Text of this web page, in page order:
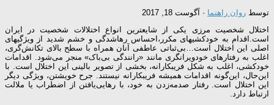
توسط روان راهنما · آگوست 18, 2017
اختلال شخصیت مرزی یکی از شایعترین انواع اختلالات شخصیت در ایران
است.اقدام به خودکشیهای مکرر،احساس رهاشدگی و خشم شدید از ویژگیهای
اصلی این اختلال است…بی‌ثباتی عاطفی آنان همراه با سطح بالای تکانش‌گری،
اغلب به رفتارهای خودویرانگری مانند «رانندگی بی‌باک» منجر می‌شود. اقدامات
خودکشی، اغلب به شکل فریبکارانه، بخشی از تصویر بالینی این اختلال است. با
این‌حال، این‌گونه اقدامات همیشه فریبکارانه نیستند. جرح خویشتن، ویژگی دیگر
این اختلال است. رفتار صدمه‌زدن به خود، با رهایی‌یافتن از اضطراب یا ملالت
ارتباط دارد.